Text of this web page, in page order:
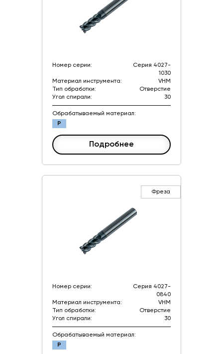
Номер серии:
Серия 4027-
1030
Материал инструмента:
VHM
Тип обработки:
Отверстие
Угол спирали:
30
Обрабатываемый материал:
P
Подробнее
Фреза
Номер серии:
Серия 4027-
0840
Материал инструмента:
VHM
Тип обработки:
Отверстие
Угол спирали:
30
Обрабатываемый материал:
P